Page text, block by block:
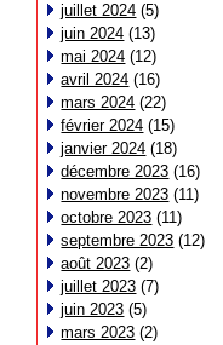
juillet 2024 (5)
juin 2024 (13)
mai 2024 (12)
avril 2024 (16)
mars 2024 (22)
février 2024 (15)
janvier 2024 (18)
décembre 2023 (16)
novembre 2023 (11)
octobre 2023 (11)
septembre 2023 (12)
août 2023 (2)
juillet 2023 (7)
juin 2023 (5)
mars 2023 (2)